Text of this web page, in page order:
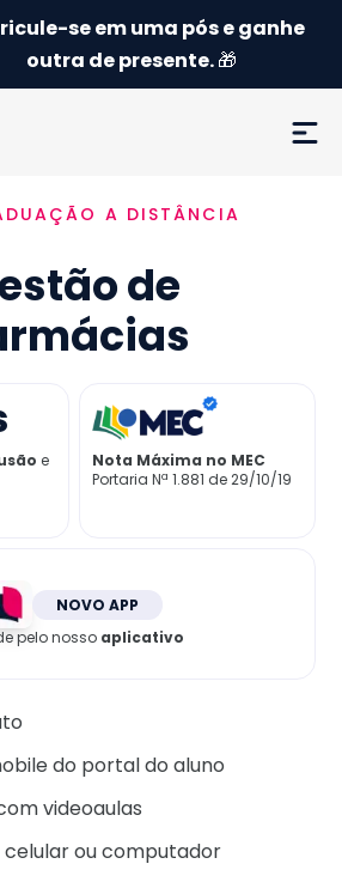
se em uma pós e ganhe
outra de presente.🎁
MEC
A DISTÂNCIA
de
e
Nota Máxima no MEC
Portaria Nª 1.881 de 29/10/19
NOVO APP
pelo nosso aplicativo
do portal do aluno
videoaulas
celular ou computador